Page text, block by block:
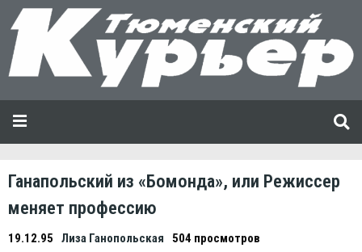
Ганапольский из «Бомонда», или Режиссер
меняет профессию
19.12.95 Лиза Ганопольская
504 просмотров